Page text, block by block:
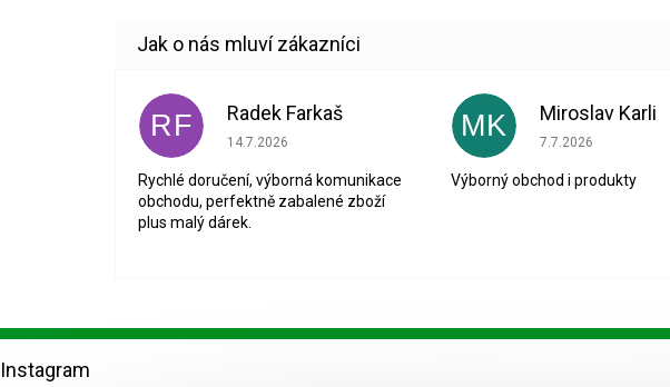
RF Radek Farkaš
Hodnocení obchodu je 5 z 5 hvězdiček.
14.7.2026
Rychlé doručení, výborná komunikace
obchodu, perfektně zabalené zboží
plus malý dárek.
MK Miroslav Karli
Hodnocení
7.7.2026
Výborný obchod i produkty
Z
áInstagram